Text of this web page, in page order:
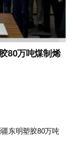
80万吨煤制烯
东明塑胶80万吨